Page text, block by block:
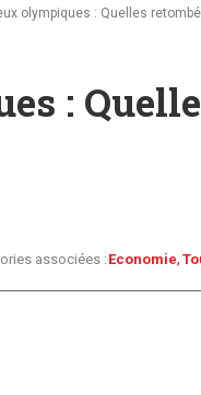
olympiques : Quelles
:
associées : Economie